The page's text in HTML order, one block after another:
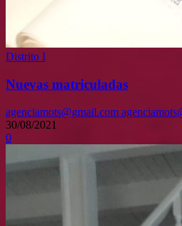
Distrito I
Nuevas matriculadas
agenciamots@gmail.com
30/08/2021
0